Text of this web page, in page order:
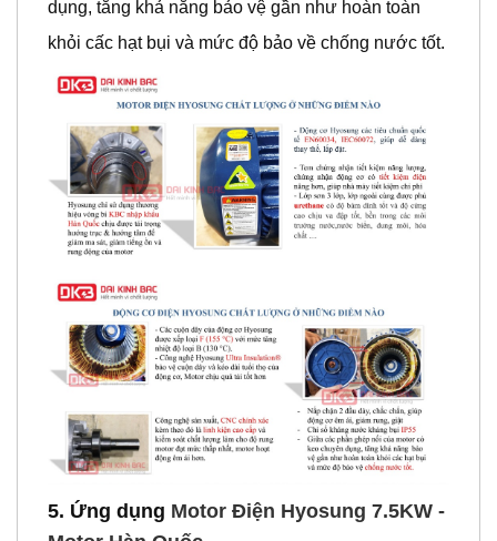
khỏi cấc hạt bụi và mức độ bảo về chống nước tốt.
Motor Hàn Quốc.